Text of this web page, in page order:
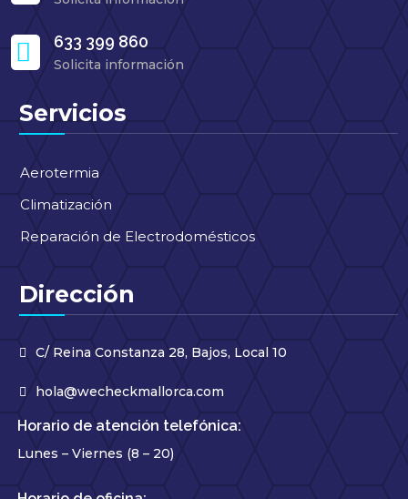
 633 399 860
Solicita información
Servicios
Aerotermia
Climatización
Reparación de Electrodomésticos
Dirección
C/ Reina Constanza 28, Bajos, Local 10
hola@wecheckmallorca.com
Horario de atención telefónica:
Lunes – Viernes (8 – 20)